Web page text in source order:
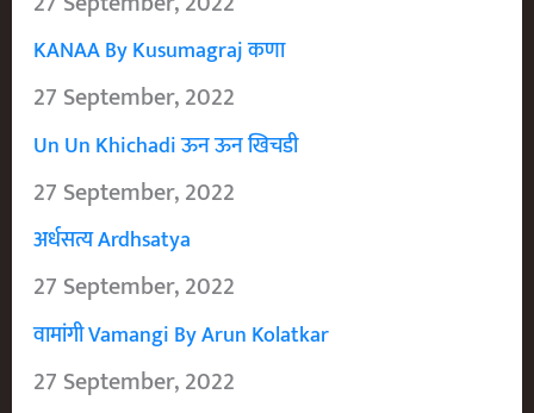
KANAA By Kusumagraj कणा
27 September, 2022
Un Un Khichadi ऊन ऊन खिचडी
27 September, 2022
अर्धसत्य Ardhsatya
27 September, 2022
वामांगी Vamangi By Arun Kolatkar
27 September, 2022